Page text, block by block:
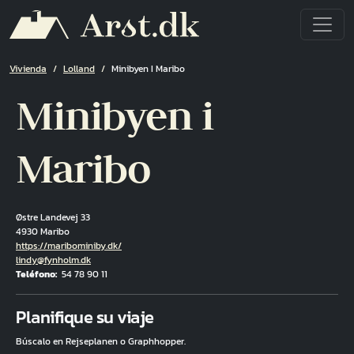
Ruta de navegación
Vivienda Lolland Minibyen I Maribo
Minibyen i
Maribo
Østre Landevej 33
4930 Maribo
Hjemmeside
https://maribominiby.dk/
Correo electrónico
lindy@fynholm.dk
Teléfono 54 78 90 11
Planifique su viaje
Búscalo en Rejseplanen o Graphhopper.